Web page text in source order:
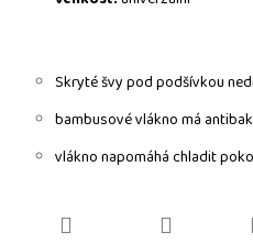
Skryté švy pod podšívkou
bambusové vlákno má
vlákno napomáhá chladit